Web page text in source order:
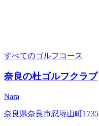
すべてのゴルフコース
奈良の杜ゴルフクラブ
Nara
奈良県奈良市忍辱山町1735